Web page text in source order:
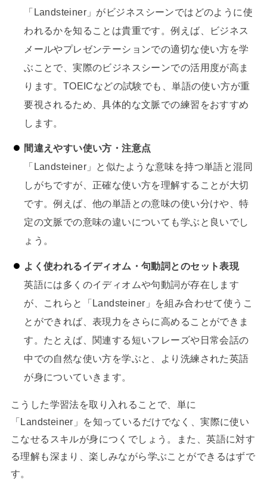
「Landsteiner」がビジネスシーンではどのように使
われるかを知ることは貴重です。例えば、ビジネス
メールやプレゼンテーションでの適切な使い方を学
ぶことで、実際のビジネスシーンでの活用度が高ま
ります。TOEICなどの試験でも、単語の使い方が重
要視されるため、具体的な文脈での練習をおすすめ
します。
間違えやすい使い方・注意点
「Landsteiner」と似たような意味を持つ単語と混同
しがちですが、正確な使い方を理解することが大切
です。例えば、他の単語との意味の使い分けや、特
定の文脈での意味の違いについても学ぶと良いでし
ょう。
よく使われるイディオム・句動詞とのセット表現
英語には多くのイディオムや句動詞が存在します
が、これらと「Landsteiner」を組み合わせて使うこ
とができれば、表現力をさらに高めることができま
す。たとえば、関連する短いフレーズや日常会話の
中での自然な使い方を学ぶと、より洗練された英語
が身についていきます。
こうした学習法を取り入れることで、単に
「Landsteiner」を知っているだけでなく、実際に使い
こなせるスキルが身につくでしょう。また、英語に対す
る理解も深まり、楽しみながら学ぶことができるはずで
す。